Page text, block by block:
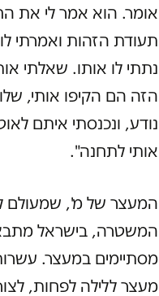
אומר. הוא אמר לי את
תעודת הזהות ואמרתי
נתתי לו אותו. שאלתי
הזה הם הקיפו אותי,
נודע, ונכנסתי איתם
אותי לתחנה".
המעצר של מ', שמעולם לא
מסתיימים במעצר.
מעצר ללילה לפחות,